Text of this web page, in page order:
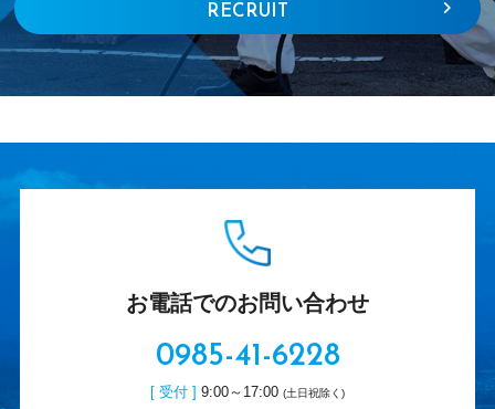
RECRUIT
お電話でのお問い合わせ
0985-41-6228
[ 受付 ] 9:00～17:00 (土日祝除く)